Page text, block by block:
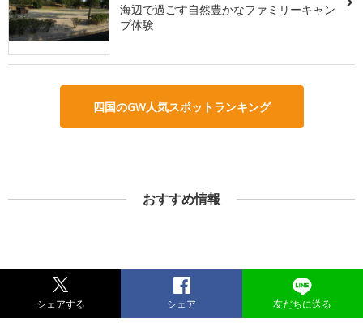
海辺で過ごす自然豊かなファミリーキャン
プ体験
四国のGW人気スポットランキング
おすすめ情報
シェアする シェア 友だちに送る